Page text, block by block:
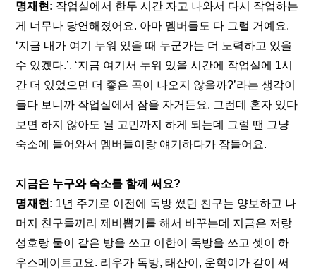
명재현: 작업실에서 한두 시간 자고 나와서 다시 작업하는
게 너무나 당연해졌어요. 아마 멤버들도 다 그럴 거예요.
‘지금 내가 여기 누워 있을 때 누군가는 더 노력하고 있을
수 있겠다.’, ‘지금 여기서 누워 있을 시간에 작업실에 1시
간 더 있었으면 더 좋은 곡이 나오지 않을까?’라는 생각이
들다 보니까 작업실에서 잠을 자거든요. 그런데 혼자 있다
보면 하지 않아도 될 고민까지 하게 되는데 그럴 땐 그냥
숙소에 들어와서 멤버들이랑 얘기하다가 잠들어요.
지금은 누구와 숙소를 함께 써요?
명재현: 1년 주기로 이전에 독방 썼던 친구는 양보하고 나
머지 친구들끼리 제비뽑기를 해서 바꾸는데 지금은 저랑
성호랑 둘이 같은 방을 쓰고 이한이 독방을 쓰고 셋이 하
우스메이트고요. 리우가 독방, 태산이, 운학이가 같이 써